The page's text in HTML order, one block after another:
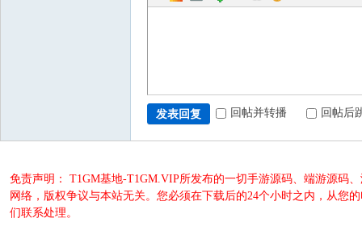
发表回复 回帖并转播 回帖后
免责声明： T1GM基地-T1GM.VIP所发布的一切手游源码、端游源码
网络，版权争议与本站无关。您必须在下载后的24个小时之内，从您
们联系处理。